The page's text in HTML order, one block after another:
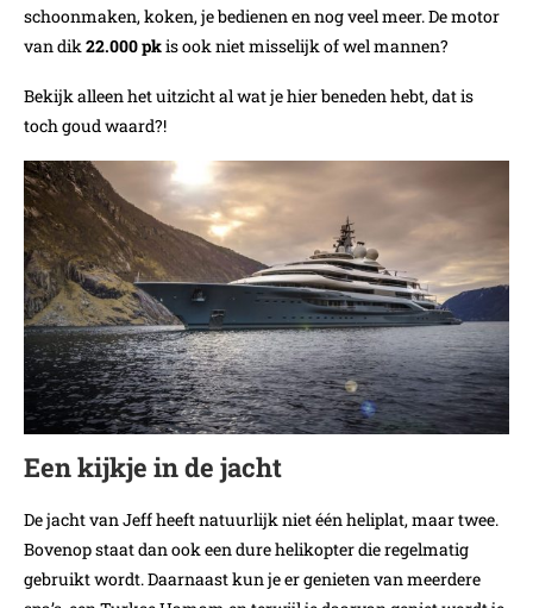
schoonmaken, koken, je bedienen en nog veel meer. De motor
van dik22.000 pkis ook niet misselijk of wel mannen?
Bekijk alleen het uitzicht al wat je hier beneden hebt, dat is
toch goud waard?!
Een kijkje in de jacht
De jacht van Jeff heeft natuurlijk niet één heliplat, maar twee.
Bovenop staat dan ook een dure helikopter die regelmatig
gebruikt wordt. Daarnaast kun je er genieten van meerdere